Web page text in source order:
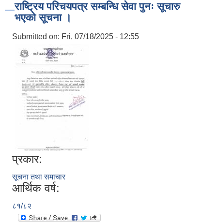
राष्ट्रिय परिचयपत्र सम्बन्धि सेवा पुनः सूचारु
भएको सूचना ।
Submitted on: Fri, 07/18/2025 - 12:55
प्रकार:
सूचना तथा समाचार
आर्थिक वर्ष:
८१/८२